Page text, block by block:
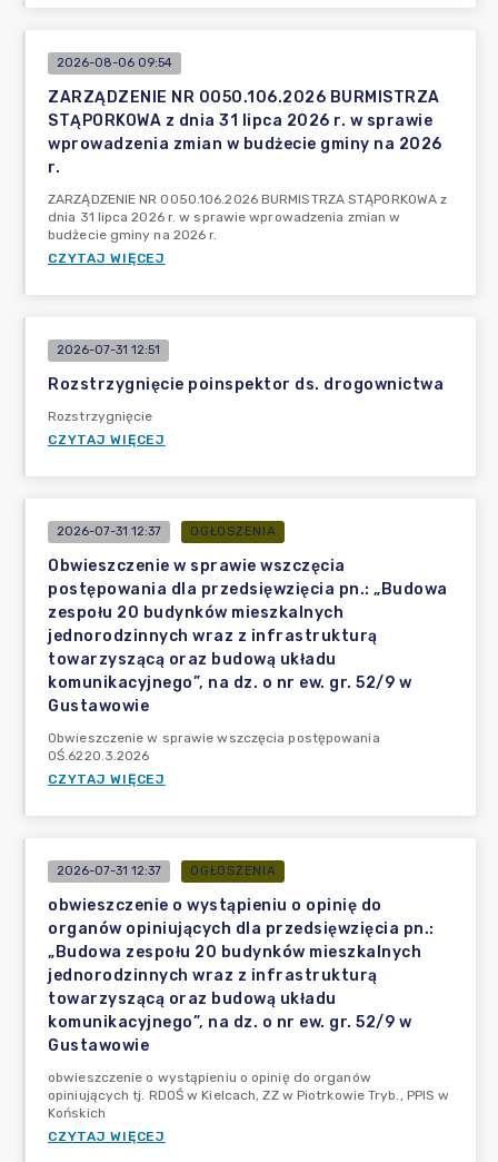
2026-08-06 09:54
ZARZĄDZENIE NR 0050.106.2026 BURMISTRZA
STĄPORKOWA z dnia 31 lipca 2026 r. w sprawie
wprowadzenia zmian w budżecie gminy na 2026
r.
ZARZĄDZENIE NR 0050.106.2026 BURMISTRZA STĄPORKOWA z
dnia 31 lipca 2026 r. w sprawie wprowadzenia zmian w
budżecie gminy na 2026 r.
CZYTAJ WIĘCEJ
2026-07-31 12:51
Rozstrzygnięcie poinspektor ds. drogownictwa
Rozstrzygnięcie
CZYTAJ WIĘCEJ
2026-07-31 12:37 OGŁOSZENIA
Obwieszczenie w sprawie wszczęcia
postępowania dla przedsięwzięcia pn.: „Budowa
zespołu 20 budynków mieszkalnych
jednorodzinnych wraz z infrastrukturą
towarzyszącą oraz budową układu
komunikacyjnego”, na dz. o nr ew. gr. 52/9 w
Gustawowie
Obwieszczenie w sprawie wszczęcia postępowania
OŚ.6220.3.2026
CZYTAJ WIĘCEJ
2026-07-31 12:37 OGŁOSZENIA
obwieszczenie o wystąpieniu o opinię do
organów opiniujących dla przedsięwzięcia pn.:
„Budowa zespołu 20 budynków mieszkalnych
jednorodzinnych wraz z infrastrukturą
towarzyszącą oraz budową układu
komunikacyjnego”, na dz. o nr ew. gr. 52/9 w
Gustawowie
obwieszczenie o wystąpieniu o opinię do organów
opiniujących tj. RDOŚ w Kielcach, ZZ w Piotrkowie Tryb., PPIS w
Końskich
CZYTAJ WIĘCEJ